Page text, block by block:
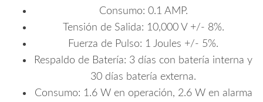
Consumo: 0.1 AMP.
Tensión de Salida: 10,000 V +/- 8%.
Fuerza de Pulso: 1 Joules +/- 5%.
Respaldo de Batería: 3 días con batería interna y
30 días batería externa.
Consumo: 1.6 W en operación, 2.6 W en alarma